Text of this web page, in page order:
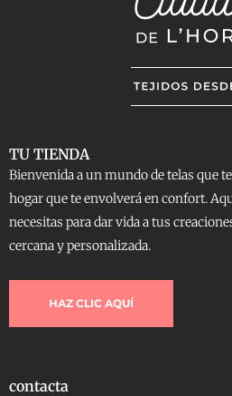
TU TIENDA
Bienvenida a un mundo de telas que
hogar que te envolverá en confort.
necesitas para dar vida a tus
cercana y personalizada.
HAZ CLIC AQUÍ
contacta